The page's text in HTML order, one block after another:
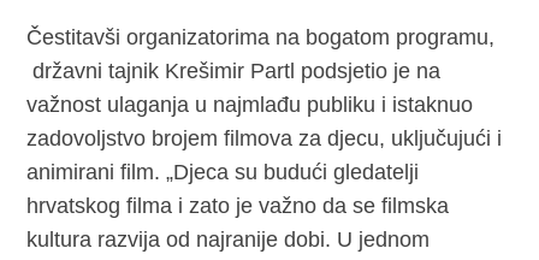
Čestitavši organizatorima na bogatom programu,
državni tajnik Krešimir Partl podsjetio je na
važnost ulaganja u najmlađu publiku i istaknuo
zadovoljstvo brojem filmova za djecu, uključujući i
animirani film. „Djeca su budući gledatelji
hrvatskog filma i zato je važno da se filmska
kultura razvija od najranije dobi. U jednom